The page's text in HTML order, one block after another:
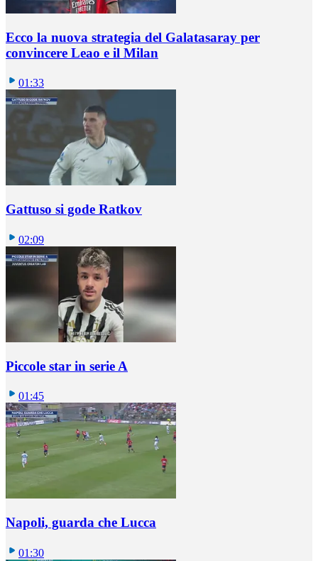
Ecco la nuova strategia del Galatasaray per
convincere Leao e il Milan
01:33
Gattuso si gode Ratkov
02:09
Piccole star in serie A
01:45
Napoli, guarda che Lucca
01:30